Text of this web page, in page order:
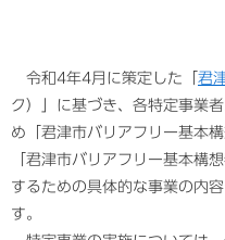
令和4年4月に策定した「 君
ク）」に基づき、各特定事業
め「君津市バリアフリー基本
「君津市バリアフリー基本構
するための具体的な事業の内
す。